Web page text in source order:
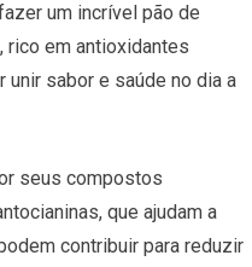
um incrível pão de
rico em antioxidantes
unir sabor e saúde no dia a
seus compostos
que ajudam a
contribuir para reduzir